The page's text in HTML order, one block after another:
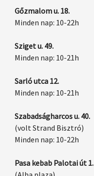
Gőzmalom u. 18.
Minden nap: 10-22h
Sziget u. 49.
Minden nap: 10-21h
Sarló utca 12.
Minden nap: 10-21h
Szabadságharcos u. 40.
(volt Strand Bisztró)
Minden nap: 10-22h
Pasa kebab Palotai út 1.